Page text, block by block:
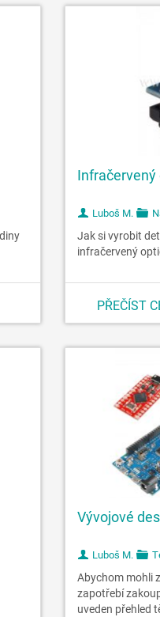
Luboš M.
Jak si vyrobit
infračervený
PŘEČÍST
Vývojové
Luboš M.
Abychom mohli
zapotřebí
uveden přehled